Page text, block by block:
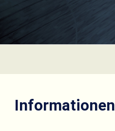
Informationen